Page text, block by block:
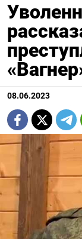
08.06.2023